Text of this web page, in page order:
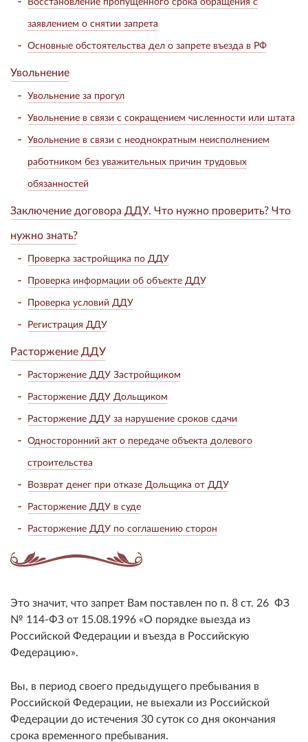
заявлением о снятии запрета
Основные обстоятельства дел о запрете въезда в РФ
Увольнение
Увольнение за прогул
Увольнение в связи с сокращением численности или штата
Увольнение в связи с неоднократным неисполнением
работником без уважительных причин трудовых
обязанностей
Заключение договора ДДУ. Что нужно проверить? Что
нужно знать?
Проверка застройщика по ДДУ
Проверка информации об объекте ДДУ
Проверка условий ДДУ
Регистрация ДДУ
Расторжение ДДУ
Расторжение ДДУ Застройщиком
Расторжение ДДУ Дольщиком
Расторжение ДДУ за нарушение сроков сдачи
Односторонний акт о передаче объекта долевого
строительства
Возврат денег при отказе Дольщика от ДДУ
Расторжение ДДУ в суде
Расторжение ДДУ по соглашению сторон
Это значит, что запрет Вам поставлен по п. 8 ст. 26 ФЗ
№ 114-ФЗ от 15.08.1996 «О порядке выезда из
Российской Федерации и въезда в Российскую
Федерацию».
Вы, в период своего предыдущего пребывания в
Российской Федерации, не выехали из Российской
Федерации до истечения 30 суток со дня окончания
срока временного пребывания.